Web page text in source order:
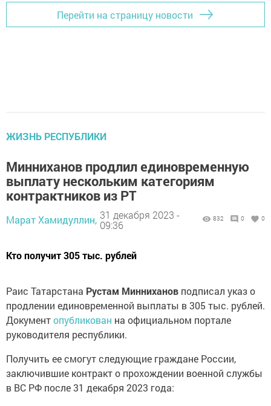
Перейти на страницу новости
ЖИЗНЬ РЕСПУБЛИКИ
Минниханов продлил единовременную
выплату нескольким категориям
контрактников из РТ
Марат Хамидуллин, 31 декабря 2023 -
09:36
832 0 0
Кто получит 305 тыс. рублей
Раис Татарстана Рустам Минниханов подписал указ о
продлении единовременной выплаты в 305 тыс. рублей.
Документопубликован на официальном портале
руководителя республики.
Получить ее смогут следующие граждане России,
заключившие контракт о прохождении военной службы
в ВС РФ после 31 декабря 2023 года: